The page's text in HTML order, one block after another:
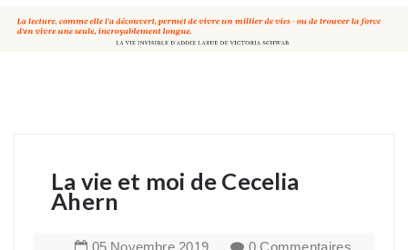
La vie et moi de Cecelia
Ahern
05 Novembre 2019 0 Commentaires